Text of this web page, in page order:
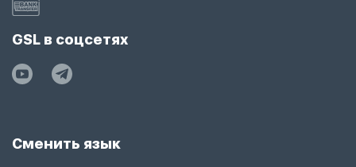
GSL в соцсетях
Сменить язык